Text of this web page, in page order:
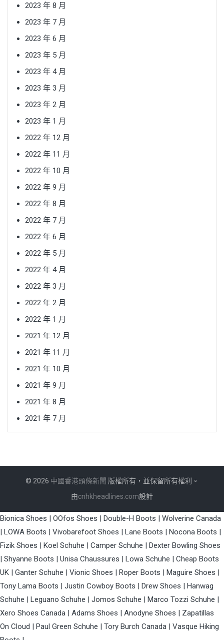
2023 年 8 月
2023 年 7 月
2023 年 6 月
2023 年 5 月
2023 年 4 月
2023 年 3 月
2023 年 2 月
2023 年 1 月
2022 年 12 月
2022 年 11 月
2022 年 10 月
2022 年 9 月
2022 年 8 月
2022 年 7 月
2022 年 6 月
2022 年 5 月
2022 年 4 月
2022 年 3 月
2022 年 2 月
2022 年 1 月
2021 年 12 月
2021 年 11 月
2021 年 10 月
2021 年 9 月
2021 年 8 月
2021 年 7 月
© 2026 中國香港頭條新聞 版權所有，並保留所有權利。
由cnhkheadlines.com設計
Bionica Shoes OOfos Shoes Double-H Boots
Wolverine Canada
LOWA Boots Vivobarefoot Shoes Lane Boots Nocona Boots
Fizik Shoes
Koel Schuhe Camper Schuhe
Dexter Bowling Shoes
Shyanne Boots Unisa Chaussures Lowa Schuhe
Cheap Boots
UK
Ganter Schuhe Vionic Shoes Roper Boots Maguire Shoes
Tony Lama Boots
Justin Cowboy Boots Drew Shoes
Hanwag
Schuhe
Leguano Schuhe Jomos Schuhe Marco Tozzi Schuhe
Xero Shoes Canada
Adams Shoes Anodyne Shoes
Zapatillas
On Cloud
Paul Green Schuhe Tory Burch Canada
Vasque Hiking